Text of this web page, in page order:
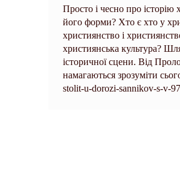
Просто і чесно про історію
його форми? Хто є хто у
християнство і
християнська культура?
історичної сцени. Від
намагаються зрозуміти
stolit-u-dorozi-sannikov-s-v-